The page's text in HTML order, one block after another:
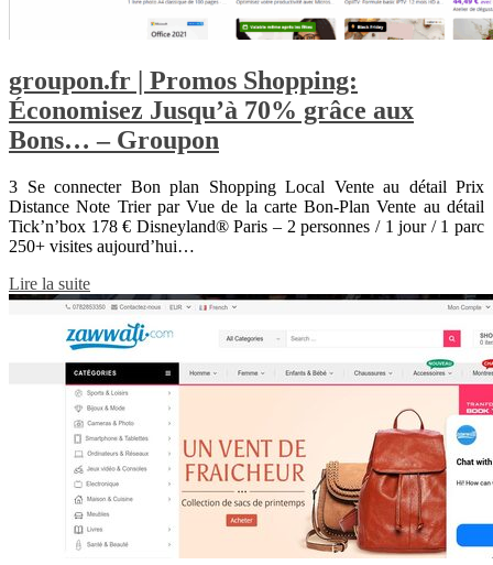
groupon.fr | Promos Shopping:
Économisez Jusqu’à 70% grâce aux
Bons… – Groupon
3 Se connecter Bon plan Shopping Local Vente au détail Prix
Distance Note Trier par Vue de la carte Bon-Plan Vente au détail
Tick’n’box 178 € Disneyland® Paris – 2 personnes / 1 jour / 1 parc
250+ visites aujourd’hui…
Lire la suite